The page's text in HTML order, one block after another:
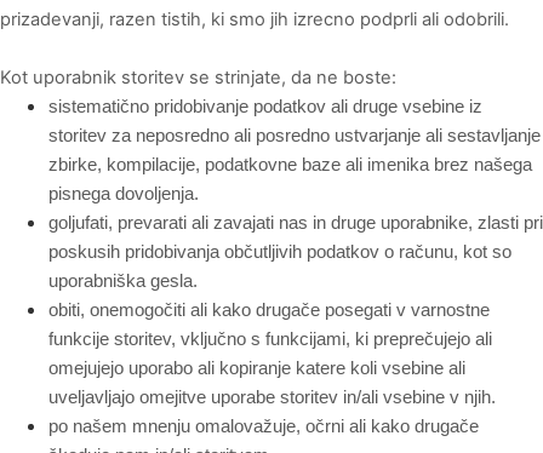
prizadevanji, razen tistih, ki smo jih izrecno podprli ali odobrili.
Kot uporabnik storitev se strinjate, da ne boste:
sistematično pridobivanje podatkov ali druge vsebine iz
storitev za neposredno ali posredno ustvarjanje ali sestavljanje
zbirke, kompilacije, podatkovne baze ali imenika brez našega
pisnega dovoljenja.
goljufati, prevarati ali zavajati nas in druge uporabnike, zlasti pri
poskusih pridobivanja občutljivih podatkov o računu, kot so
uporabniška gesla.
obiti, onemogočiti ali kako drugače posegati v varnostne
funkcije storitev, vključno s funkcijami, ki preprečujejo ali
omejujejo uporabo ali kopiranje katere koli vsebine ali
uveljavljajo omejitve uporabe storitev in/ali vsebine v njih.
po našem mnenju omalovažuje, očrni ali kako drugače